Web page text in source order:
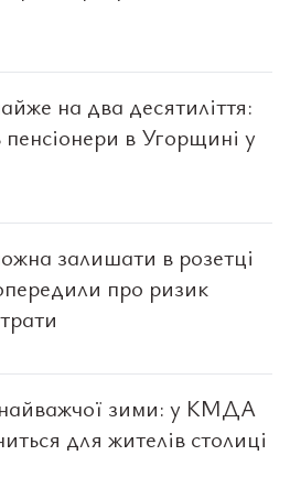
на два десятиліття:
в Угорщині у
залишати в розетці
про ризик
найважчої зими: у КМДА
для жителів столиці